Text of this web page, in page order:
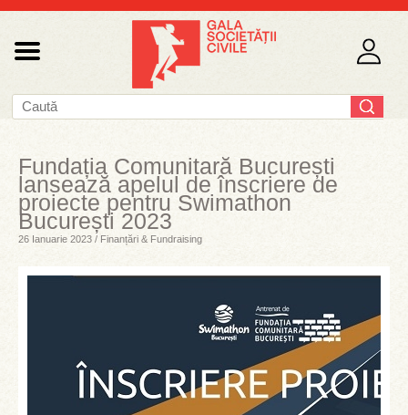
Fundația Comunitară București
lansează apelul de înscriere de
proiecte pentru Swimathon
București 2023
26 Ianuarie 2023 / Finanțări & Fundraising